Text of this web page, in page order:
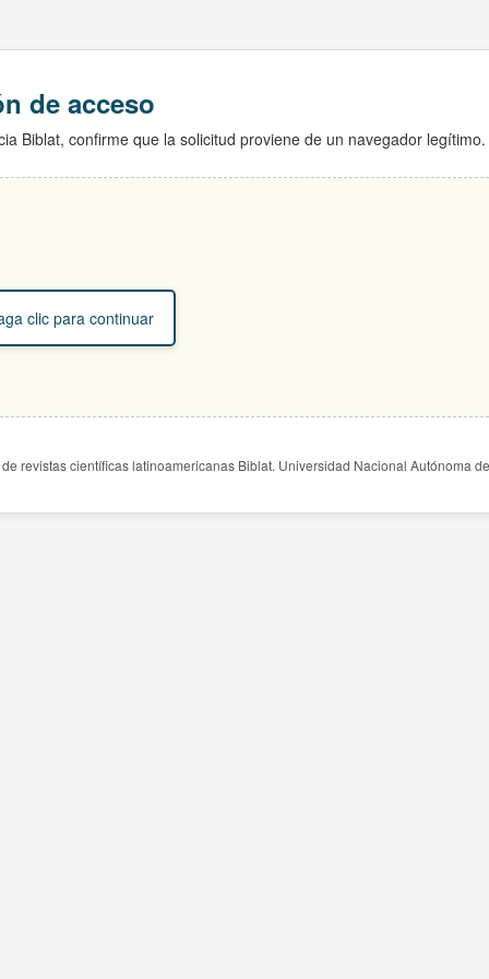
de acceso
Biblat, confirme que la solicitud proviene de un navegador legítimo.
clic para continuar
revistas científicas latinoamericanas Biblat. Universidad Nacional Autónoma